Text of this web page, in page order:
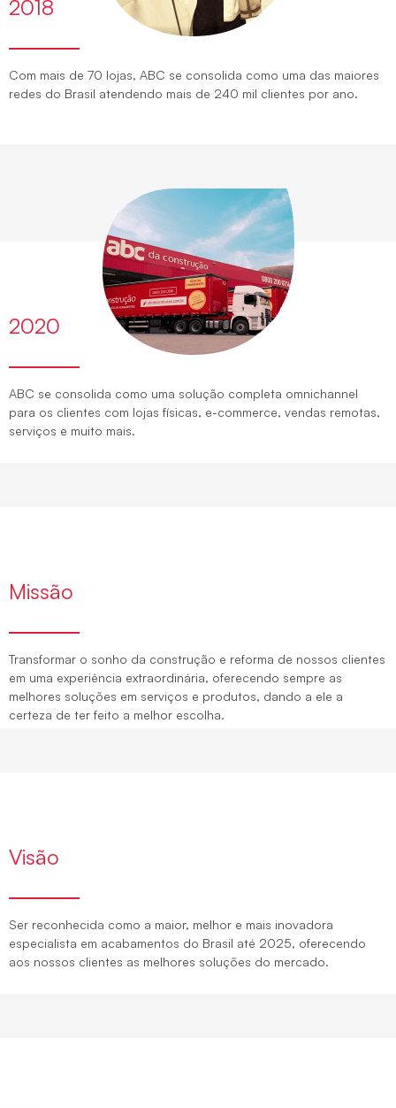
2018
Com mais de 70 lojas, ABC se consolida como uma das maiores
redes do Brasil atendendo mais de 240 mil clientes por ano.
2020
ABC se consolida como uma solução completa omnichannel
para os clientes com lojas físicas, e-commerce, vendas remotas,
serviços e muito mais.
Missão
Transformar o sonho da construção e reforma de nossos clientes
em uma experiência extraordinária, oferecendo sempre as
melhores soluções em serviços e produtos, dando a ele a
certeza de ter feito a melhor escolha.
Visão
Ser reconhecida como a maior, melhor e mais inovadora
especialista em acabamentos do Brasil até 2025, oferecendo
aos nossos clientes as melhores soluções do mercado.